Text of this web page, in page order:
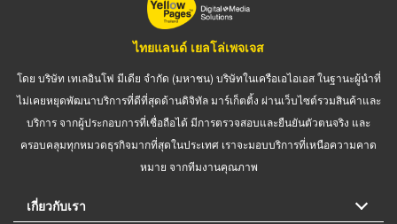
ไทยแลนด์ เยลโล่เพจเจส
โดย บริษัท เทเลอินโฟ มีเดีย จำกัด (มหาชน) บริษัทในเครือเอไอเอส ในฐานะผู้นำที่
ไม่เคยหยุดพัฒนาบริการที่ดีที่สุดด้านดิจิทัล มาร์เก็ตติ้ง ผ่านเว็บไซต์รวมสินค้าและ
บริการ จากผู้ประกอบการที่เชื่อถือได้ มีการตรวจสอบและยืนยันตัวตนจริง และ
ครอบคลุมทุกหมวดธุรกิจมากที่สุดในประเทศ เราจะมอบบริการที่เหนือความคาด
หมาย จากทีมงานคุณภาพ
เกี่ยวกับเรา